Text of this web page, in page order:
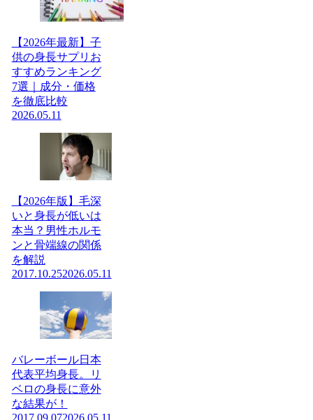
【2026年最新】子
供の身長サプリお
すすめランキング
7選｜成分・価格
を徹底比較
2026.05.11
【2026年版】毛深
いと身長が低いは
本当？男性ホルモ
ンと骨端線の関係
を解説
2017.10.252026.05.11
バレーボール日本
代表平均身長。リ
ベロの身長に意外
な結果が！